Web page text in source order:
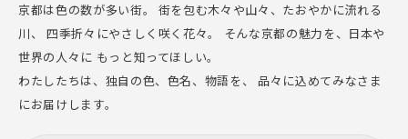
京都は色の数が多い街。 街を包む木々や山々、たおやかに流れる
川、 四季折々にやさしく咲く花々。 そんな京都の魅力を、日本や
世界の人々に もっと知ってほしい。
わたしたちは、独自の色、色名、物語を、 品々に込めてみなさま
にお届けします。